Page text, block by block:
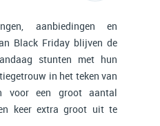
aanbiedingen en
Black Friday blijven de
stunten met hun
in het teken van
voor een groot aantal
keer extra groot uit te